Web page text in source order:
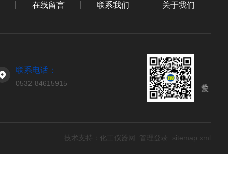
在线留言 联系我们 关于我们
联系电话：
0532-84615915
技术支持： 化工仪器网 管理登录 sitemap.xml